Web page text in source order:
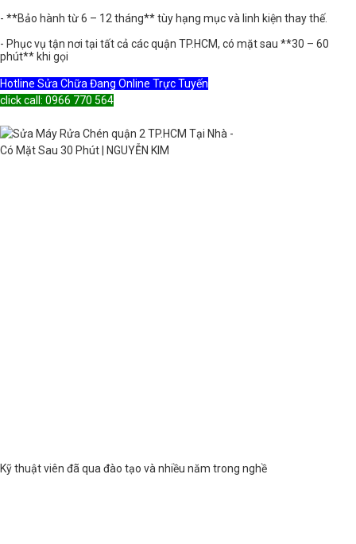
- **Bảo hành từ 6 – 12 tháng** tùy hạng mục và linh kiện thay thế.
- Phục vụ tận nơi tại tất cả các quận TP.HCM, có mặt sau **30 – 60
phút** khi gọi
Hotline Sửa Chữa Đang Online Trực Tuyến
click call: 0966 770 564
Kỹ thuật viên đã qua đào tạo và nhiều năm trong nghề